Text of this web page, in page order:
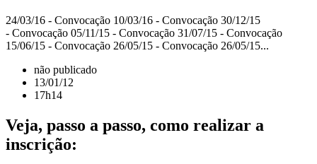
24/03/16 - Convocação 10/03/16 - Convocação 30/12/15
- Convocação 05/11/15 - Convocação 31/07/15 - Convocação
15/06/15 - Convocação 26/05/15 - Convocação 26/05/15...
não publicado
13/01/12
17h14
Veja, passo a passo, como realizar a
inscrição: